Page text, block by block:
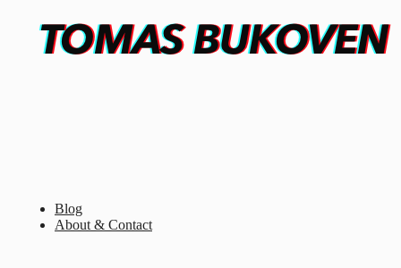
Blog
About & Contact